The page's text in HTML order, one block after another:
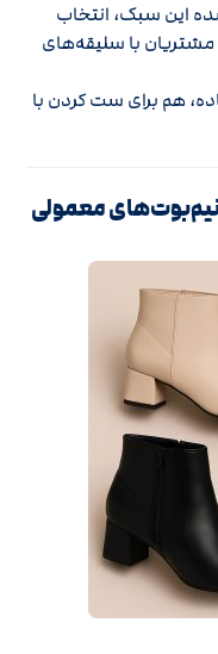
این سبک، انتخاب
با سلیقه‌های
هم برای ست‌ کردن با
معمولی